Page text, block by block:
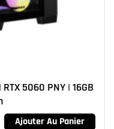
5060 PNY | 16GB
Ajouter Au Panier